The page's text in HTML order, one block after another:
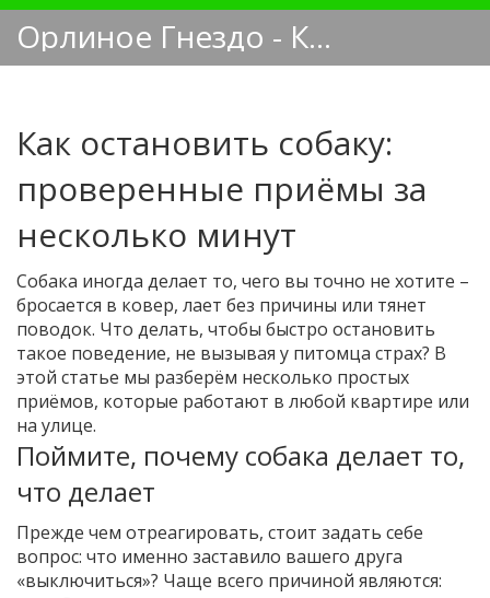
Орлиное Гнездо - Кинологический блог
Как остановить собаку:
проверенные приёмы за
несколько минут
Собака иногда делает то, чего вы точно не хотите –
бросается в ковер, лает без причины или тянет
поводок. Что делать, чтобы быстро остановить
такое поведение, не вызывая у питомца страх? В
этой статье мы разберём несколько простых
приёмов, которые работают в любой квартире или
на улице.
Поймите, почему собака делает то,
что делает
Прежде чем отреагировать, стоит задать себе
вопрос: что именно заставило вашего друга
«выключиться»? Чаще всего причиной являются: